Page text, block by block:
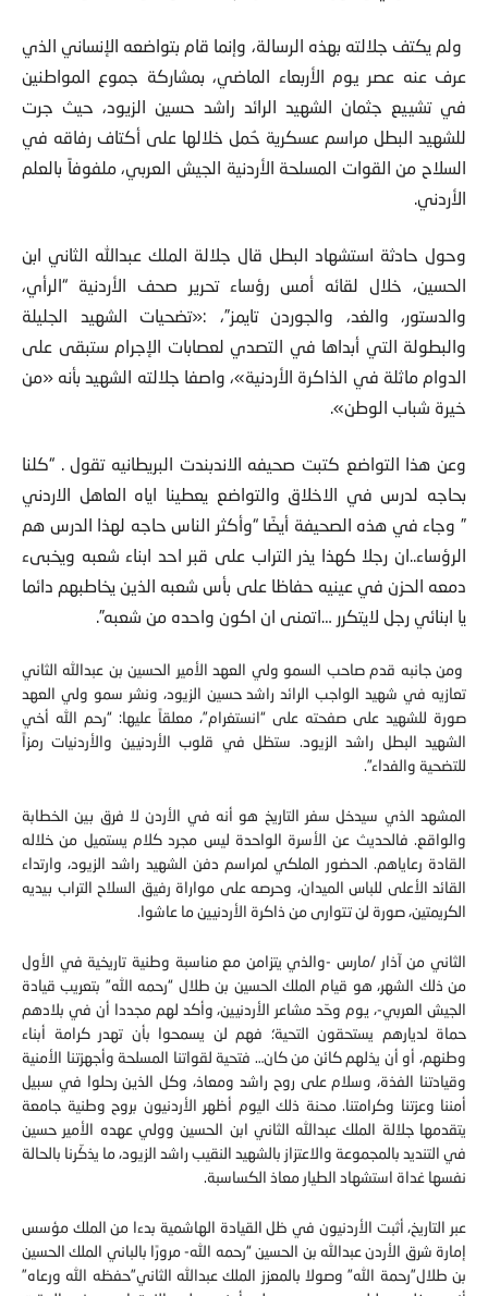
ولم يكتف جلالته بهذه الرسالة، وإنما قام بتواضعه الإنساني الذي
عرف عنه عصر يوم الأربعاء الماضي، بمشاركة جموع المواطنين
في تشييع جثمان الشهيد الرائد راشد حسين الزيود، حيث جرت
للشهيد البطل مراسم عسكرية حُمل خلالها على أكتاف رفاقه في
السلاح من القوات المسلحة الأردنية الجيش العربي، ملفوفاً بالعلم
الأردني.
وحول حادثة استشهاد البطل قال جلالة الملك عبدالله الثاني ابن
الحسين، خلال لقائه أمس رؤساء تحرير صحف الأردنية “الرأي،
والدستور، والغد، والجوردن تايمز”، :«تضحيات الشهيد الجليلة
والبطولة التي أبداها في التصدي لعصابات الإجرام ستبقى على
الدوام ماثلة في الذاكرة الأردنية»، واصفا جلالته الشهيد بأنه «من
خيرة شباب الوطن».
وعن هذا التواضع كتبت صحيفه الاندبندت البريطانيه تقول . “كلنا
بحاجه لدرس في الاخلاق والتواضع يعطينا اياه العاهل الاردني
” وجاء في هذه الصحيفة أيضًا “وأكثر الناس حاجه لهذا الدرس هم
الرؤساء..ان رجلا كهذا يذر التراب على قبر احد ابناء شعبه ويخبىء
دمعه الحزن في عينيه حفاظا على بأس شعبه الذين يخاطبهم دائما
يا ابنائي رجل لايتكرر …اتمنى ان اكون واحده من شعبه”.
ومن جانبه قدم صاحب السمو ولي العهد الأمير الحسين بن عبدالله الثاني
تعازيه في شهيد الواجب الرائد راشد حسين الزيود، ونشر سمو ولي العهد
صورة للشهيد على صفحته على “انستغرام”، معلقاً عليها: “رحم الله أخي
الشهيد البطل راشد الزيود. ستظل في قلوب الأردنيين والأردنيات رمزاً
للتضحية والفداء”.
المشهد الذي سيدخل سفر التاريخ هو أنه في الأردن لا فرق بين الخطابة
والواقع. فالحديث عن الأسرة الواحدة ليس مجرد كلام يستميل من خلاله
القادة رعاياهم. الحضور الملكي لمراسم دفن الشهيد راشد الزيود، وارتداء
القائد الأعلى للباس الميدان، وحرصه على مواراة رفيق السلاح التراب بيديه
الكريمتين، صورة لن تتوارى من ذاكرة الأردنيين ما عاشوا.
الثاني من آذار /مارس -والذي يتزامن مع مناسبة وطنية تاريخية في الأول
من ذلك الشهر، هو قيام الملك الحسين بن طلال “رحمه الله” بتعريب قيادة
الجيش العربي-، يوم وحّد مشاعر الأردنيين، وأكد لهم مجددا أن في بلادهم
حماة لديارهم يستحقون التحية؛ فهم لن يسمحوا بأن تهدر كرامة أبناء
وطنهم، أو أن يذلهم كائن من كان… فتحية لقواتنا المسلحة وأجهزتنا الأمنية
وقيادتنا الفذة، وسلام على روح راشد ومعاذ، وكل الذين رحلوا في سبيل
أمننا وعزتنا وكرامتنا. محنة ذلك اليوم أظهر الأردنيون بروح وطنية جامعة
يتقدمها جلالة الملك عبدالله الثاني ابن الحسين وولي عهده الأمير حسين
في التنديد بالمجموعة والاعتزاز بالشهيد النقيب راشد الزيود، ما يذكّرنا بالحالة
نفسها غداة استشهاد الطيار معاذ الكساسبة.
عبر التاريخ، أثبت الأردنيون في ظل القيادة الهاشمية بدءا من الملك مؤسس
إمارة شرق الأردن عبدالله بن الحسين “رحمه الله- مرورًا بالباني الملك الحسين
بن طلال”رحمة الله” وصولا بالمعزز الملك عبدالله الثاني”حفظه الله ورعاه”